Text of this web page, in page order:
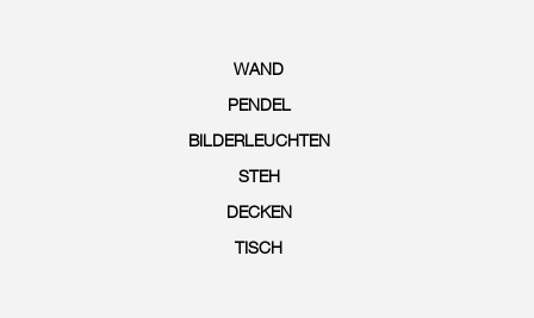
WAND
PENDEL
BILDERLEUCHTEN
STEH
DECKEN
TISCH